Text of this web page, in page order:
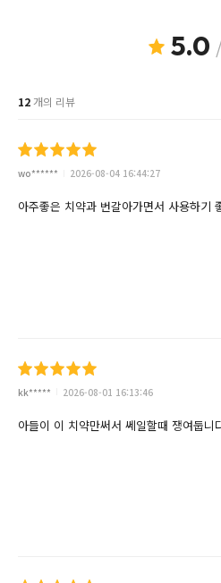
5.0
12개의 리뷰
wo****** 2026-08-04 16:44:27
아주좋은 치약과 번갈아가면서 사용하기
kk***** 2026-08-01 16:13:46
아들이 이 치약만써서 쎄일할때 쟁여둡니